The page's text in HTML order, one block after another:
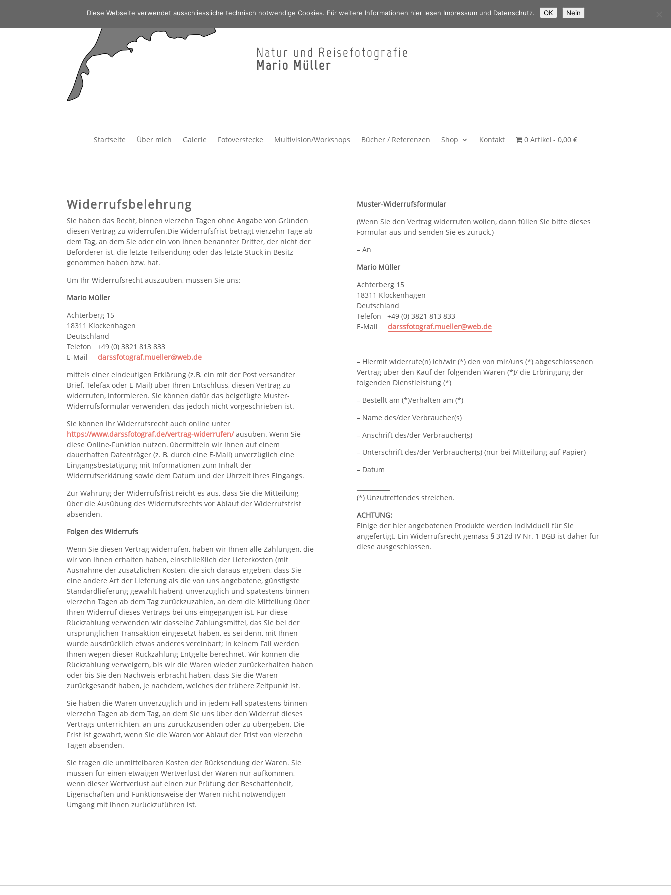
Natur und Reisefotografie
Mario Müller
Startseite Über mich Galerie Fotoverstecke Multivision/Workshops Bücher / Referenzen Shop Kontakt 0 Artikel 0,00 €
Widerrufsbelehrung
Sie haben das Recht, binnen vierzehn Tagen ohne Angabe von Gründen
diesen Vertrag zu widerrufen.Die Widerrufsfrist beträgt vierzehn Tage ab
dem Tag, an dem Sie oder ein von Ihnen benannter Dritter, der nicht der
Beförderer ist, die letzte Teilsendung oder das letzte Stück in Besitz
genommen haben bzw. hat.
Um Ihr Widerrufsrecht auszuüben, müssen Sie uns:
Mario Müller
Achterberg 15
18311 Klockenhagen
Deutschland
Telefon +49 (0) 3821 813 833
E-Maildarssfotograf.mueller@web.de
mittels einer eindeutigen Erklärung (z.B. ein mit der Post versandter
Brief, Telefax oder E-Mail) über Ihren Entschluss, diesen Vertrag zu
widerrufen, informieren. Sie können dafür das beigefügte Muster-
Widerrufsformular verwenden, das jedoch nicht vorgeschrieben ist.
Sie können Ihr Widerrufsrecht auch online unter
https://www.darssfotograf.de/vertrag-widerrufen/ausüben. Wenn Sie
diese Online-Funktion nutzen, übermitteln wir Ihnen auf einem
dauerhaften Datenträger (z. B. durch eine E-Mail) unverzüglich eine
Eingangsbestätigung mit Informationen zum Inhalt der
Widerrufserklärung sowie dem Datum und der Uhrzeit ihres Eingangs.
Zur Wahrung der Widerrufsfrist reicht es aus, dass Sie die Mitteilung
über die Ausübung des Widerrufsrechts vor Ablauf der Widerrufsfrist
absenden.
Folgen des Widerrufs
Wenn Sie diesen Vertrag widerrufen, haben wir Ihnen alle Zahlungen, die
wir von Ihnen erhalten haben, einschließlich der Lieferkosten (mit
Ausnahme der zusätzlichen Kosten, die sich daraus ergeben, dass Sie
eine andere Art der Lieferung als die von uns angebotene, günstigste
Standardlieferung gewählt haben), unverzüglich und spätestens binnen
vierzehn Tagen ab dem Tag zurückzuzahlen, an dem die Mitteilung über
Ihren Widerruf dieses Vertrags bei uns eingegangen ist. Für diese
Rückzahlung verwenden wir dasselbe Zahlungsmittel, das Sie bei der
ursprünglichen Transaktion eingesetzt haben, es sei denn, mit Ihnen
wurde ausdrücklich etwas anderes vereinbart; in keinem Fall werden
Ihnen wegen dieser Rückzahlung Entgelte berechnet. Wir können die
Rückzahlung verweigern, bis wir die Waren wieder zurückerhalten haben
oder bis Sie den Nachweis erbracht haben, dass Sie die Waren
zurückgesandt haben, je nachdem, welches der frühere Zeitpunkt ist.
Sie haben die Waren unverzüglich und in jedem Fall spätestens binnen
vierzehn Tagen ab dem Tag, an dem Sie uns über den Widerruf dieses
Vertrags unterrichten, an uns zurückzusenden oder zu übergeben. Die
Frist ist gewahrt, wenn Sie die Waren vor Ablauf der Frist von vierzehn
Tagen absenden.
Sie tragen die unmittelbaren Kosten der Rücksendung der Waren. Sie
müssen für einen etwaigen Wertverlust der Waren nur aufkommen,
wenn dieser Wertverlust auf einen zur Prüfung der Beschaffenheit,
Eigenschaften und Funktionsweise der Waren nicht notwendigen
Umgang mit ihnen zurückzuführen ist.
Muster-Widerrufsformular
(Wenn Sie den Vertrag widerrufen wollen, dann füllen Sie bitte dieses
Formular aus und senden Sie es zurück.)
– An
Mario Müller
Achterberg 15
18311 Klockenhagen
Deutschland
Telefon +49 (0) 3821 813 833
E-Mail darssfotograf.mueller@web.de
– Hiermit widerrufe(n) ich/wir (*) den von mir/uns (*) abgeschlossenen
Vertrag über den Kauf der folgenden Waren (*)/ die Erbringung der
folgenden Dienstleistung (*)
– Bestellt am (*)/erhalten am (*)
– Name des/der Verbraucher(s)
– Anschrift des/der Verbraucher(s)
– Unterschrift des/der Verbraucher(s) (nur bei Mitteilung auf Papier)
– Datum
(*) Unzutreffendes streichen.
ACHTUNG:
Einige der hier angebotenen Produkte werden individuell für Sie
angefertigt. Ein Widerrufsrecht gemäss § 312d IV Nr. 1 BGB ist daher für
diese ausgeschlossen.
Diese Webseite verwendet ausschliessliche technisch notwendige Cookies. Für weitere Informationen hier lesen Impressumund Datenschutz. OK Nein